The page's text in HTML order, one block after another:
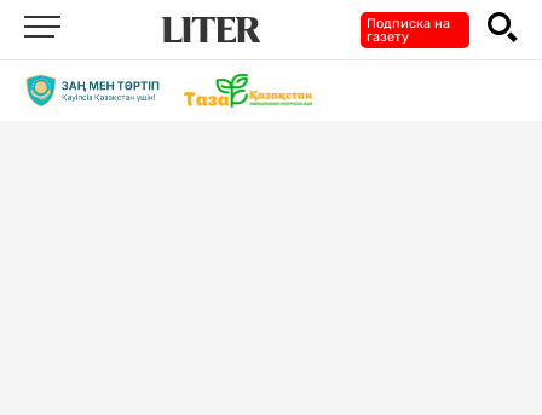
Подписка на
газету